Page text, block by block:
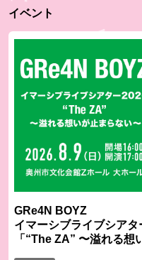
イベント
GRe4N BOYZ
イマーシブライブシアタ
「“The ZA” 〜溢れる想